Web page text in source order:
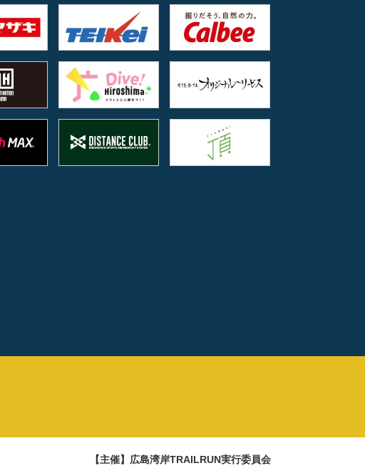
【主催】広島湾岸TRAILRUN実行委員会